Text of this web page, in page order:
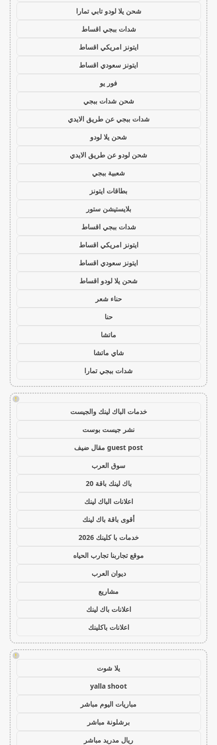
شحن يلا لودو تابي تمارا
شدات ببجي اقساط
ايتونز امريكي اقساط
ايتونز سعودي اقساط
فور يو
شحن شدات ببجي
شدات ببجي عن طريق الايدي
شحن يلا لودو
شحن لودو عن طريق الايدي
شعبية ببجي
بطاقات ايتونز
بلايستيشن ستور
شدات ببجي اقساط
ايتونز امريكي اقساط
ايتونز سعودي اقساط
شحن يلا لودو اقساط
حناء شعر
حنا
ماتشا
شاي ماتشا
شدات ببجي تمارا
!
خدمات الباك لينك والجيست
نشر جيست بوست
guest post مقال ضيف
سوق العرب
باك لينك باقة 20
اعلانات الباك لينك
أقوى باقة باك لينك
خدمات با كلينك 2026
موقع تجاربنا تجارب الحياه
ديوان العرب
مشاريع
اعلانات باك لينك
اعلانات باكلينك
!
يلا شوت
yalla shoot
مباريات اليوم مباشر
برشلونة مباشر
ريال مدريد مباشر